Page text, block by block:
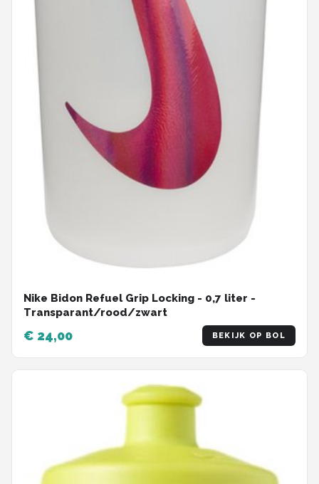
Nike Bidon Refuel Grip Locking - 0,7 liter -
Transparant/rood/zwart
€ 24,00 BEKIJK OP BOL